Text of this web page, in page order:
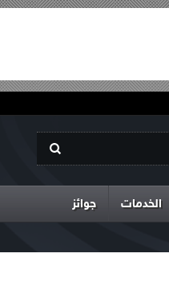
الخدمات جوائز